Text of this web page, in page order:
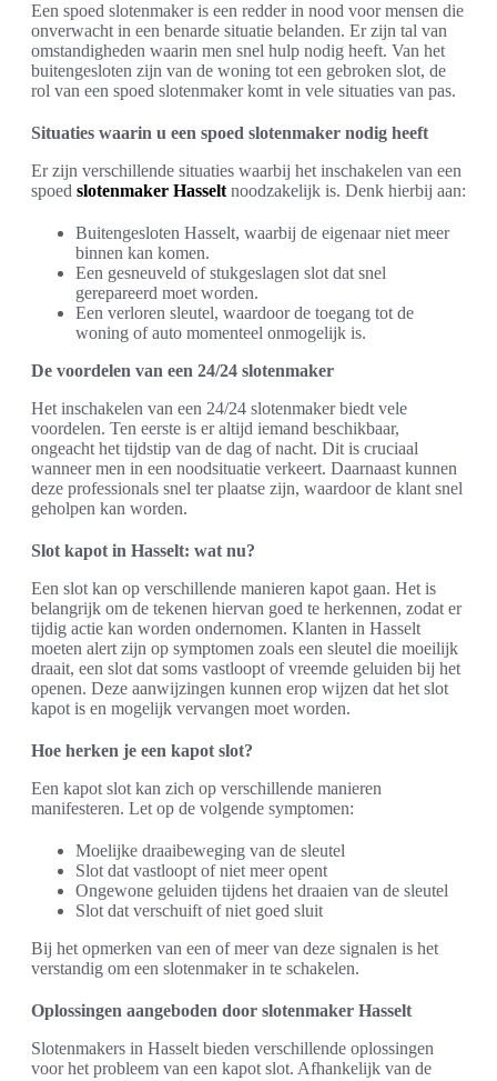
Een spoed slotenmaker is een redder in nood voor mensen die
onverwacht in een benarde situatie belanden. Er zijn tal van
omstandigheden waarin men snel hulp nodig heeft. Van het
buitengesloten zijn van de woning tot een gebroken slot, de
rol van een spoed slotenmaker komt in vele situaties van pas.
Situaties waarin u een spoed slotenmaker nodig heeft
Er zijn verschillende situaties waarbij het inschakelen van een
spoed slotenmaker Hasselt noodzakelijk is. Denk hierbij aan:
Buitengesloten Hasselt, waarbij de eigenaar niet meer
binnen kan komen.
Een gesneuveld of stukgeslagen slot dat snel
gerepareerd moet worden.
Een verloren sleutel, waardoor de toegang tot de
woning of auto momenteel onmogelijk is.
De voordelen van een 24/24 slotenmaker
Het inschakelen van een 24/24 slotenmaker biedt vele
voordelen. Ten eerste is er altijd iemand beschikbaar,
ongeacht het tijdstip van de dag of nacht. Dit is cruciaal
wanneer men in een noodsituatie verkeert. Daarnaast kunnen
deze professionals snel ter plaatse zijn, waardoor de klant snel
geholpen kan worden.
Slot kapot in Hasselt: wat nu?
Een slot kan op verschillende manieren kapot gaan. Het is
belangrijk om de tekenen hiervan goed te herkennen, zodat er
tijdig actie kan worden ondernomen. Klanten in Hasselt
moeten alert zijn op symptomen zoals een sleutel die moeilijk
draait, een slot dat soms vastloopt of vreemde geluiden bij het
openen. Deze aanwijzingen kunnen erop wijzen dat het slot
kapot is en mogelijk vervangen moet worden.
Hoe herken je een kapot slot?
Een kapot slot kan zich op verschillende manieren
manifesteren. Let op de volgende symptomen:
Moelijke draaibeweging van de sleutel
Slot dat vastloopt of niet meer opent
Ongewone geluiden tijdens het draaien van de sleutel
Slot dat verschuift of niet goed sluit
Bij het opmerken van een of meer van deze signalen is het
verstandig om een slotenmaker in te schakelen.
Oplossingen aangeboden door slotenmaker Hasselt
Slotenmakers in Hasselt bieden verschillende oplossingen
voor het probleem van een kapot slot. Afhankelijk van de